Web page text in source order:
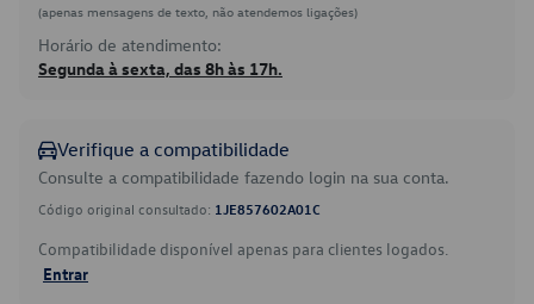
(apenas mensagens de texto, não atendemos ligações)
Horário de atendimento:
Segunda à sexta, das 8h às 17h.
Verifique a compatibilidade
Consulte a compatibilidade fazendo login na sua conta.
Código original consultado: 1JE857602A01C
Compatibilidade disponível apenas para clientes logados.
Entrar